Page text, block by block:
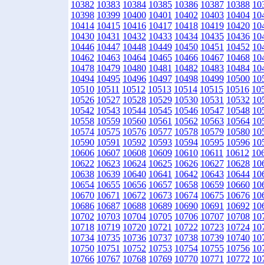
10382 10383 10384 10385 10386 10387 10388
10398 10399 10400 10401 10402 10403 10404
10414 10415 10416 10417 10418 10419 10420
10430 10431 10432 10433 10434 10435 10436
10446 10447 10448 10449 10450 10451 10452
10462 10463 10464 10465 10466 10467 10468
10478 10479 10480 10481 10482 10483 10484
10494 10495 10496 10497 10498 10499 10500
10510 10511 10512 10513 10514 10515 10516
10526 10527 10528 10529 10530 10531 10532
10542 10543 10544 10545 10546 10547 10548
10558 10559 10560 10561 10562 10563 10564
10574 10575 10576 10577 10578 10579 10580
10590 10591 10592 10593 10594 10595 10596
10606 10607 10608 10609 10610 10611 10612
10622 10623 10624 10625 10626 10627 10628
10638 10639 10640 10641 10642 10643 10644
10654 10655 10656 10657 10658 10659 10660
10670 10671 10672 10673 10674 10675 10676
10686 10687 10688 10689 10690 10691 10692
10702 10703 10704 10705 10706 10707 10708
10718 10719 10720 10721 10722 10723 10724
10734 10735 10736 10737 10738 10739 10740
10750 10751 10752 10753 10754 10755 10756
10766 10767 10768 10769 10770 10771 10772